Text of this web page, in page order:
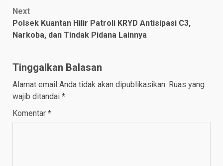
Next
Polsek Kuantan Hilir Patroli KRYD Antisipasi C3,
Narkoba, dan Tindak Pidana Lainnya
Tinggalkan Balasan
Alamat email Anda tidak akan dipublikasikan. Ruas yang
wajib ditandai *
Komentar *